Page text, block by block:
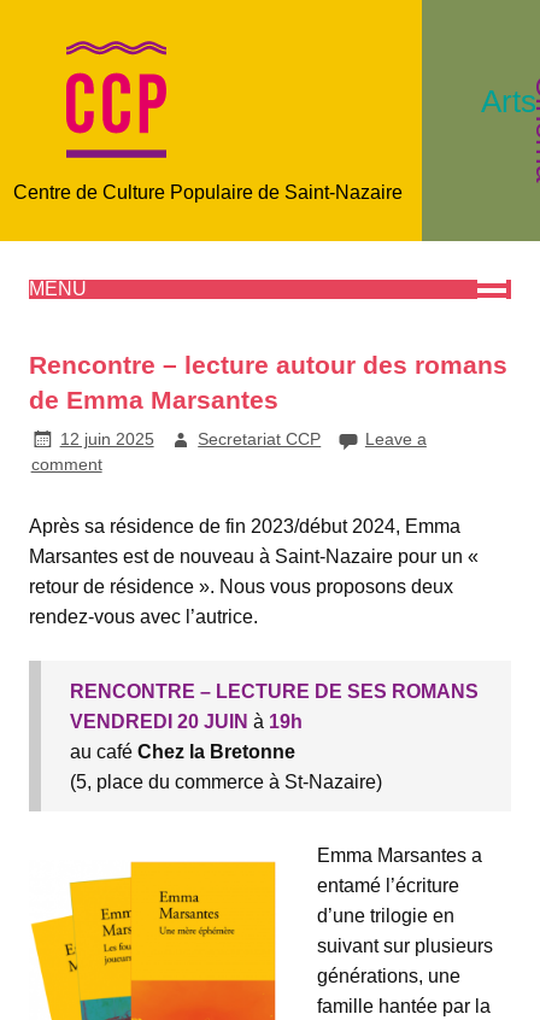
Centre de Culture Populaire de Saint-Nazaire
MENU
Rencontre – lecture autour des romans
de Emma Marsantes
12 juin 2025 Secretariat CCP
Leave a
comment
Après sa résidence de fin 2023/début 2024, Emma
Marsantes est de nouveau à Saint-Nazaire pour un «
retour de résidence ». Nous vous proposons deux
rendez-vous avec l’autrice.
RENCONTRE – LECTURE DE SES ROMANS
VENDREDI 20 JUIN à 19h
au café Chez la Bretonne
(5, place du commerce à St-Nazaire)
Emma Marsantes a
entamé l’écriture
d’une trilogie en
suivant sur plusieurs
générations, une
famille hantée par la